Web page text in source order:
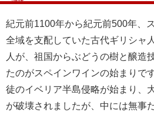
紀元前1100年から紀元前500年、
全域を支配していた古代ギリシャ
人が、祖国からぶどうの樹と醸造
たのがスペインワインの始まりで
徒のイベリア半島侵略が始まり、
が破壊されましたが、中には無事